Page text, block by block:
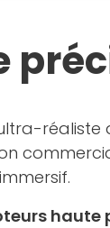
réaliste
haute